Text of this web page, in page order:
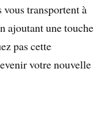
transportent à
ajoutant une touche
pas cette
votre nouvelle